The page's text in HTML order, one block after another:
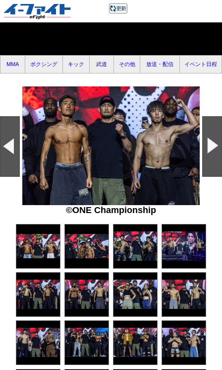
MMA ボクシング キック 武道 その他 放送・配信 イベント日程
©ONE Championship